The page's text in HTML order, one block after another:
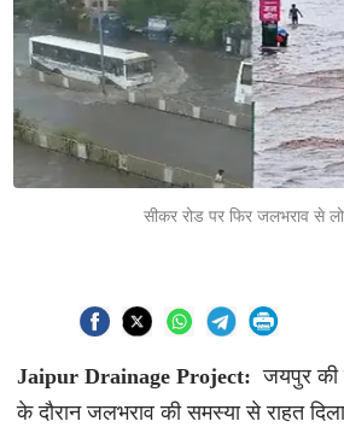
सीकर रोड पर फिर जलभराव से
Jaipur Drainage Project:जयपुर की
के दौरान जलभराव की समस्या से राहत